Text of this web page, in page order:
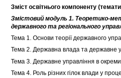
Зміст освітнього компоненту
Змістовий модуль 1. Теоретико-
державного та регіонального
Тема 1. Основи теорії державного
Тема 2. Державна влада та державне
Тема 3. Державне управління в
Тема 4. Роль різних гілок влади у